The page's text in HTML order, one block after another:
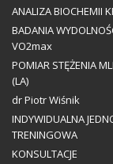
ANALIZA BIOCHEMII
BADANIA
VO2max
POMIAR STĘŻENIA
(LA)
dr Piotr Wiśnik
INDYWIDUALNA
TRENINGOWA
KONSULTACJE